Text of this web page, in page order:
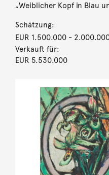
„Weiblicher Kopf in Blau
Schätzung:
EUR 1.500.000-
Verkauft für:
EUR 5.530.000